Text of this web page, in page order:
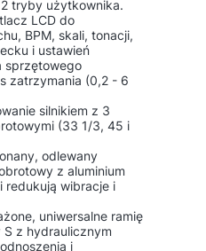
tryby użytkownika.
LCD do
BPM, skali, tonacji,
i ustawień
sprzętowego
zatrzymania (0,2 - 6
silnikiem z 3
(33 1/3, 45 i
odlewany
z aluminium
redukują wibracje i
uniwersalne ramię
S z hydraulicznym
i